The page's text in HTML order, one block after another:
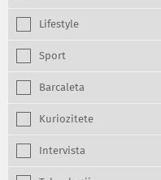
Lifestyle
Sport
Barcaleta
Kuriozitete
Intervista